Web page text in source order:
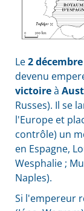
Le2
devenu
victoireà
Russes). Il se
l'Europe et
contrôle) un
en Espagne,
Wesphalie ;
Naples).
Si l'empereur